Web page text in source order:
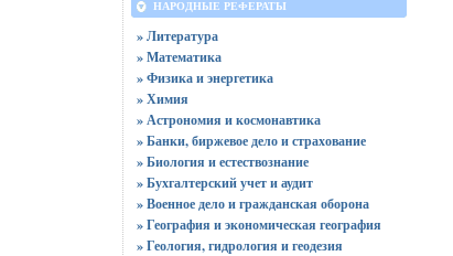
НАРОДНЫЕ РЕФЕРАТЫ
» Литература
» Математика
» Физика и энергетика
» Химия
» Астрономия и космонавтика
» Банки, биржевое дело и страхование
» Биология и естествознание
» Бухгалтерский учет и аудит
» Военное дело и гражданская оборона
» География и экономическая география
» Геология, гидрология и геодезия